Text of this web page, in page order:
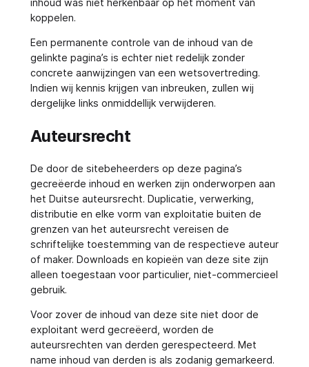
inhoud was niet herkenbaar op het moment van
koppelen.
Een permanente controle van de inhoud van de
gelinkte pagina’s is echter niet redelijk zonder
concrete aanwijzingen van een wetsovertreding.
Indien wij kennis krijgen van inbreuken, zullen wij
dergelijke links onmiddellijk verwijderen.
Auteursrecht
De door de sitebeheerders op deze pagina’s
gecreëerde inhoud en werken zijn onderworpen aan
het Duitse auteursrecht. Duplicatie, verwerking,
distributie en elke vorm van exploitatie buiten de
grenzen van het auteursrecht vereisen de
schriftelijke toestemming van de respectieve auteur
of maker. Downloads en kopieën van deze site zijn
alleen toegestaan voor particulier, niet-commercieel
gebruik.
Voor zover de inhoud van deze site niet door de
exploitant werd gecreëerd, worden de
auteursrechten van derden gerespecteerd. Met
name inhoud van derden is als zodanig gemarkeerd.